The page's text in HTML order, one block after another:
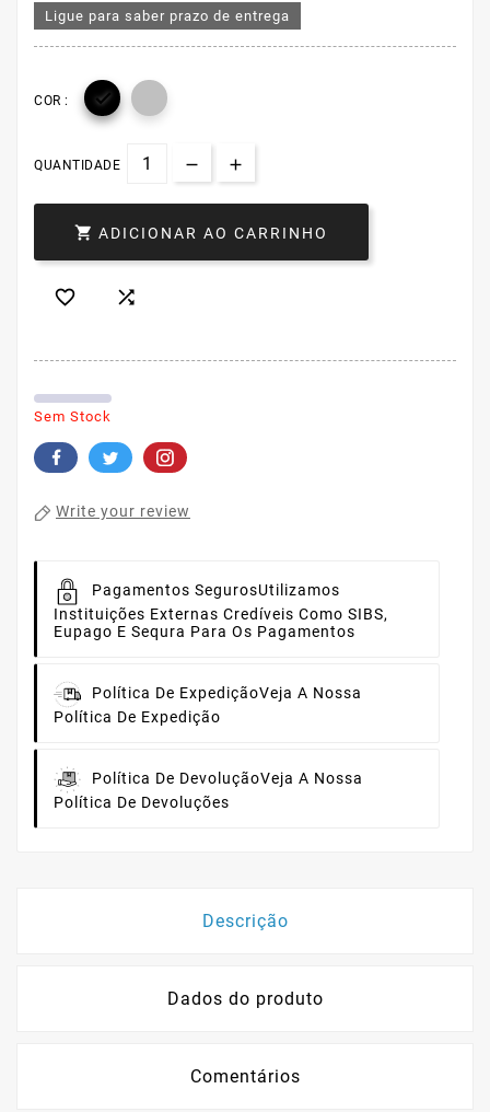
Ligue para saber prazo de entrega
COR : 
QUANTIDADE
 ADICIONAR AO CARRINHO
 
Sem Stock
Write your review
Pagamentos SegurosUtilizamos
Instituições Externas Credíveis Como SIBS,
Eupago E Sequra Para Os Pagamentos
Política De ExpediçãoVeja A Nossa
Política De Expedição
Política De DevoluçãoVeja A Nossa
Política De Devoluções
Descrição
Dados do produto
Comentários